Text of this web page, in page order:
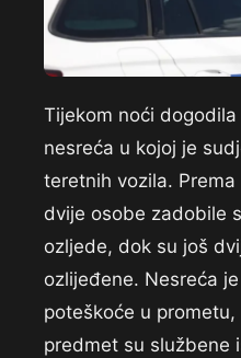
Tijekom noći
nesreća u kojoj je
teretnih vozila.
dvije osobe zadobile
ozljede, dok su još
ozlijeđene. Nesreća
poteškoće u
predmet su službene